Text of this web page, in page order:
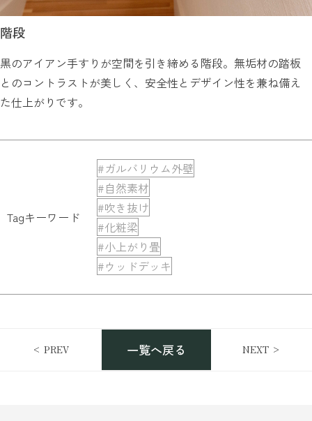
階段
黒のアイアン手すりが空間を引き締める階段。無垢材の踏板
とのコントラストが美しく、安全性とデザイン性を兼ね備え
た仕上がりです。
Tagキーワード
#ガルバリウム外壁
#自然素材
#吹き抜け
#化粧梁
#小上がり畳
#ウッドデッキ
< PREV 一覧へ戻る NEXT >